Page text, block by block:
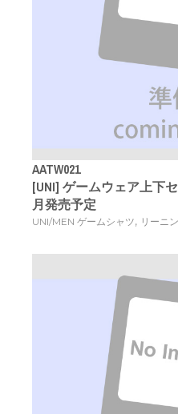
AATW021
[UNI] ゲームウェア上下セ
月発売予定
UNI/MEN ゲームシャツ, リーニン